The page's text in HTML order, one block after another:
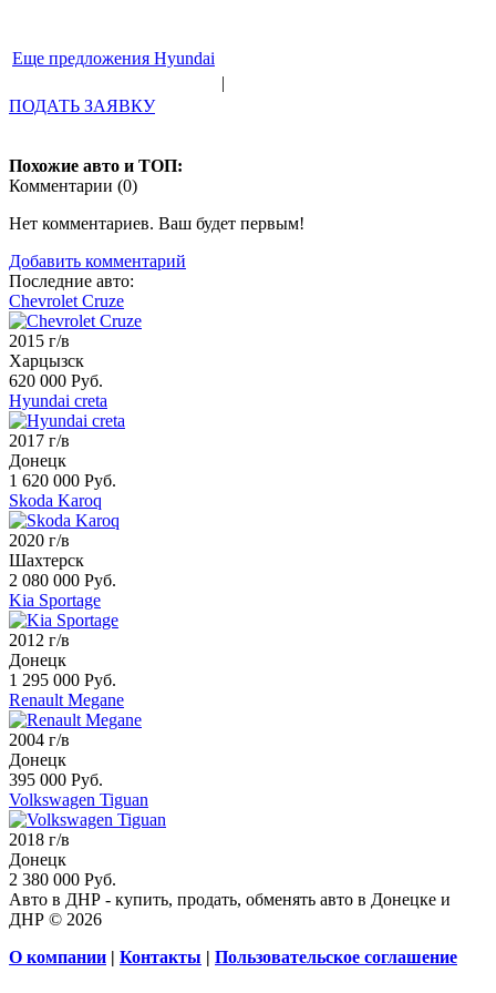
Еще предложения Hyundai
|
ПОДАТЬ ЗАЯВКУ
Похожие авто и ТОП:
Комментарии (0)
Нет комментариев. Ваш будет первым!
Добавить комментарий
Последние авто:
Chevrolet Cruze
2015 г/в
Харцызск
620 000 Руб.
Hyundai creta
2017 г/в
Донецк
1 620 000 Руб.
Skoda Karoq
2020 г/в
Шахтерск
2 080 000 Руб.
Kia Sportage
2012 г/в
Донецк
1 295 000 Руб.
Renault Megane
2004 г/в
Донецк
395 000 Руб.
Volkswagen Tiguan
2018 г/в
Донецк
2 380 000 Руб.
Авто в ДНР - купить, продать, обменять авто в Донецке и
ДНР © 2026
О компании | Контакты | Пользовательское соглашение